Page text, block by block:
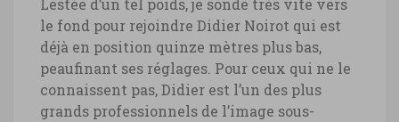
Lestée d’un tel poids, je sonde très vite vers
le fond pour rejoindre Didier Noirot qui est
déjà en position quinze mètres plus bas,
peaufinant ses réglages. Pour ceux qui ne le
connaissent pas, Didier est l’un des plus
grands professionnels de l’image sous-